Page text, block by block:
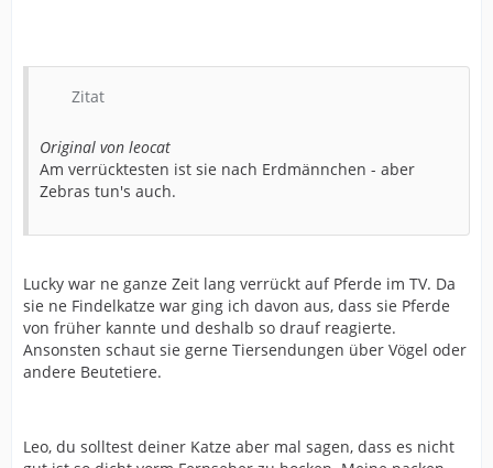
Zitat
Original von leocat
Am verrücktesten ist sie nach Erdmännchen - aber
Zebras tun's auch.
Lucky war ne ganze Zeit lang verrückt auf Pferde im TV. Da
sie ne Findelkatze war ging ich davon aus, dass sie Pferde
von früher kannte und deshalb so drauf reagierte.
Ansonsten schaut sie gerne Tiersendungen über Vögel oder
andere Beutetiere.
Leo, du solltest deiner Katze aber mal sagen, dass es nicht